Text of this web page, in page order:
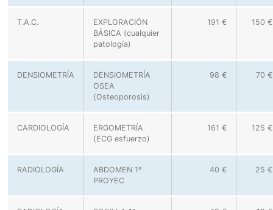
T.A.C.
EXPLORACIÓN
BÁSICA (cualquier
patología)
191 € 150 €
DENSIOMETRÍA
DENSIOMETRÍA
OSEA
(Osteoporosis)
98 € 70 €
CARDIOLOGÍA
ERGOMETRÍA
(ECG esfuerzo)
161 € 125 €
RADIOLOGÍA
ABDOMEN 1º
PROYEC
40 € 25 €